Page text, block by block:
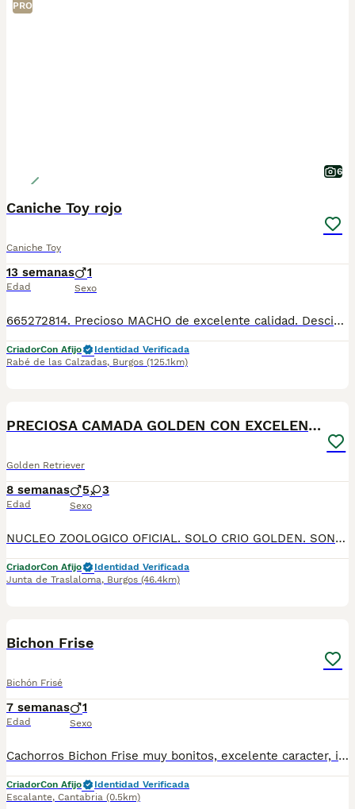
PRO
6
Caniche Toy rojo
Caniche Toy
13 semanas
Edad
1
Sexo
665272814. Precioso MACHO de excelente calidad. Desciende de las mejores líneas de sangre. Madre caniche toy línea golden strik( nieta de Dover campeón de España) y padre Tea Cup o mini toy asiático. Se entrega a partir d los 2 meses de edad con 2 vacunas, 2 desparasitaciones ( lo q le corresponde para la edad) con garantías víricas y congénitas, microchip y pasaporte todo hecho y revisado por veterinario. Criado en ambiente familiar con niños, es muy juguetón y cariñoso . Para más información fotos y vídeos llamar o wassat al 665272814.
CriadorCon Afijo
Identidad Verificada
Rabé de las Calzadas, Burgos (125.1km)
PRECIOSA CAMADA GOLDEN CON EXCELENTE PEDICGREE
Golden Retriever
8 semanas
Edad
5 3
Sexo
NUCLEO ZOOLOGICO OFICIAL. SOLO CRIO GOLDEN. SON MARAVILLOSOS. PARECEN CREADOS PARA CONVIVIR CON LOS HUMANOS. EXCELENTE PEDIGREE. NIETOS DE CAMPEONES DEL MUNDO. PRECIO PRUDENTE. Tienen 40 dias les entrego con 2 meses, desparasitados, con la primera vacuna, con microchip y pasaporte sanitario europeo. Inscritos en LOE para transferirte el pedigree. 629061537
CriadorCon Afijo
Identidad Verificada
Junta de Traslaloma, Burgos (46.4km)
Bichon Frise
Bichón Frisé
7 semanas
Edad
1
Sexo
Cachorros Bichon Frise muy bonitos, excelente caracter, ideales para los niños , con sus vacunas al dia, desparasitados, microchip y contrato compraventa Nucleo zooologico numero 3506
CriadorCon Afijo
Identidad Verificada
Escalante, Cantabria (0.5km)